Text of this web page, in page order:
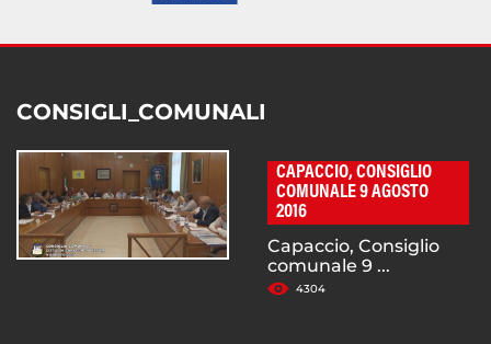
CONSIGLI_COMUNALI
CAPACCIO, CONSIGLIO
COMUNALE 9 AGOSTO
2016
Capaccio, Consiglio
comunale 9 ...
4304